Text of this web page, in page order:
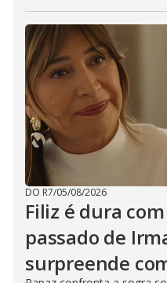
DO R7/05/08/2026
Filiz é dura
passado de
surpreende